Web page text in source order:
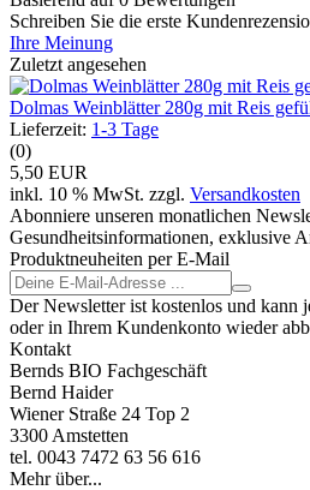
Schreiben Sie die erste
Ihre Meinung
Zuletzt angesehen
Dolmas Weinblätter 280g mit Reis
Lieferzeit: 1-3 Tage
(0)
5,50 EUR
inkl. 10 % MwSt. zzgl. Versandkosten
Abonniere unseren monatlichen
Gesundheitsinformationen, exklusive
Produktneuheiten per E-Mail
Der Newsletter ist kostenlos und kann
oder in Ihrem Kundenkonto wieder
Kontakt
Bernds BIO Fachgeschäft
Bernd Haider
Wiener Straße 24 Top 2
3300 Amstetten
tel. 0043 7472 63 56 616
Mehr über...